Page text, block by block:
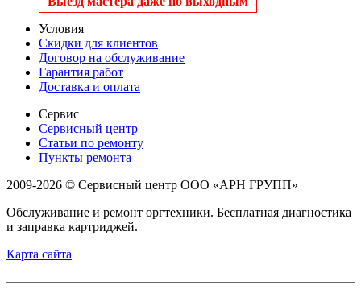
Условия
Скидки для клиентов
Договор на обслуживание
Гарантия работ
Доставка и оплата
Сервис
Сервисный центр
Статьи по ремонту
Пункты ремонта
2009-2026 © Сервисный центр ООО «АРН ГРУПП»
Обслуживание и ремонт оргтехники. Бесплатная диагностика
и заправка картриджей.
Карта сайта